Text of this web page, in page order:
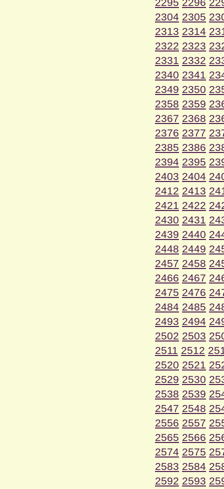
2295 2296
2304 2305
2313 2314
2322 2323
2331 2332
2340 2341
2349 2350
2358 2359
2367 2368
2376 2377
2385 2386
2394 2395
2403 2404
2412 2413
2421 2422
2430 2431
2439 2440
2448 2449
2457 2458
2466 2467
2475 2476
2484 2485
2493 2494
2502 2503
2511 2512
2520 2521
2529 2530
2538 2539
2547 2548
2556 2557
2565 2566
2574 2575
2583 2584
2592 2593